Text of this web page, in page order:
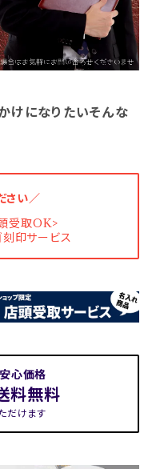
けになりたいそんな
さい／
受取OK>
印サービス
心価格
料無料
だけます